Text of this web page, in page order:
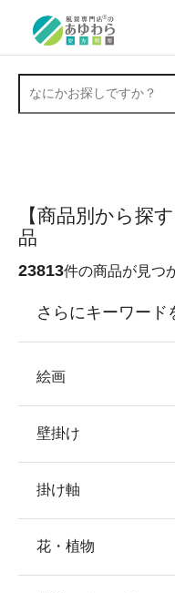
【商品別から探
品
23813件の商品が見つ
さらにキーワード
絵画
壁掛け
掛け軸
花・植物